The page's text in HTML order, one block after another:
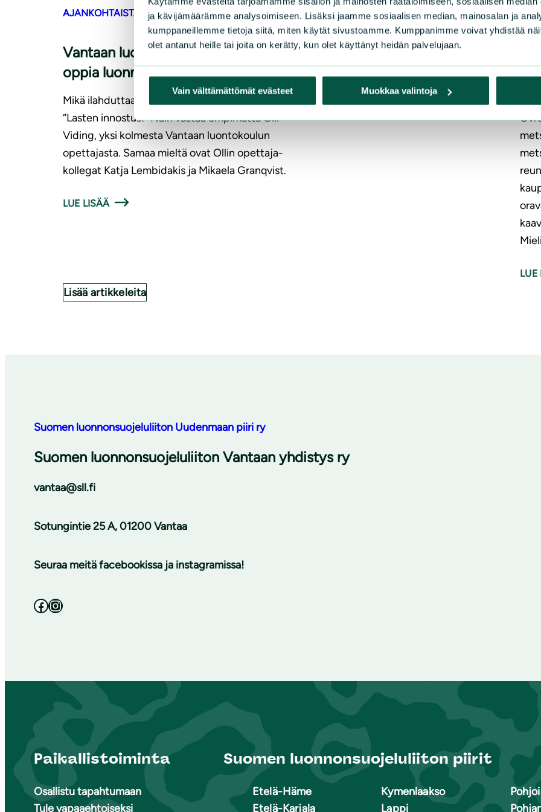
ja kävijämäärämme analysoimiseen. Lisäksi jaamme sosiaalisen median, mainosalan ja
kumppaneillemme tietoja siitä, miten käytät sivustoamme. Kumppanimme voivat yhdistää
olet antanut heille tai joita on kerätty, kun olet käyttänyt heidän palvelujaan.
Vain välttämättömät evästeet Muokkaa valintoja
AJANKOHTAISTA ARTIKKELIT|13.6.2026
Vantaan luontokoulu tarjoaa lapsille
oppia luonnosta ja luontoteoista
Mikä ilahduttaa luontokoulun opettajia eniten?
“Lasten innostus!” Näin vastaa empimättä Olli
Viding, yksi kolmesta Vantaan luontokoulun
opettajasta. Samaa mieltä ovat Ollin opettaja-
kollegat Katja Lembidakis ja Mikaela Granqvist.
LUE LISÄÄ
LUE
Lisää artikkeleita
Suomen luonnonsuojeluliiton Uudenmaan piiri ry
Suomen luonnonsuojeluliiton Vantaan yhdistys ry
vantaa@sll.fi
Sotungintie 25 A, 01200 Vantaa
Seuraa meitä facebookissa ja instagramissa!
Facebook Instagram
Paikallistoiminta
Osallistu tapahtumaan
Tule vapaaehtoiseksi
Suomen luonnonsuojeluliiton piirit
Etelä-Häme
Etelä-Karjala
Kymenlaakso
Lappi